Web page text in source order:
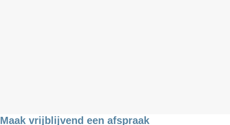
Maak vrijblijvend een afspraak